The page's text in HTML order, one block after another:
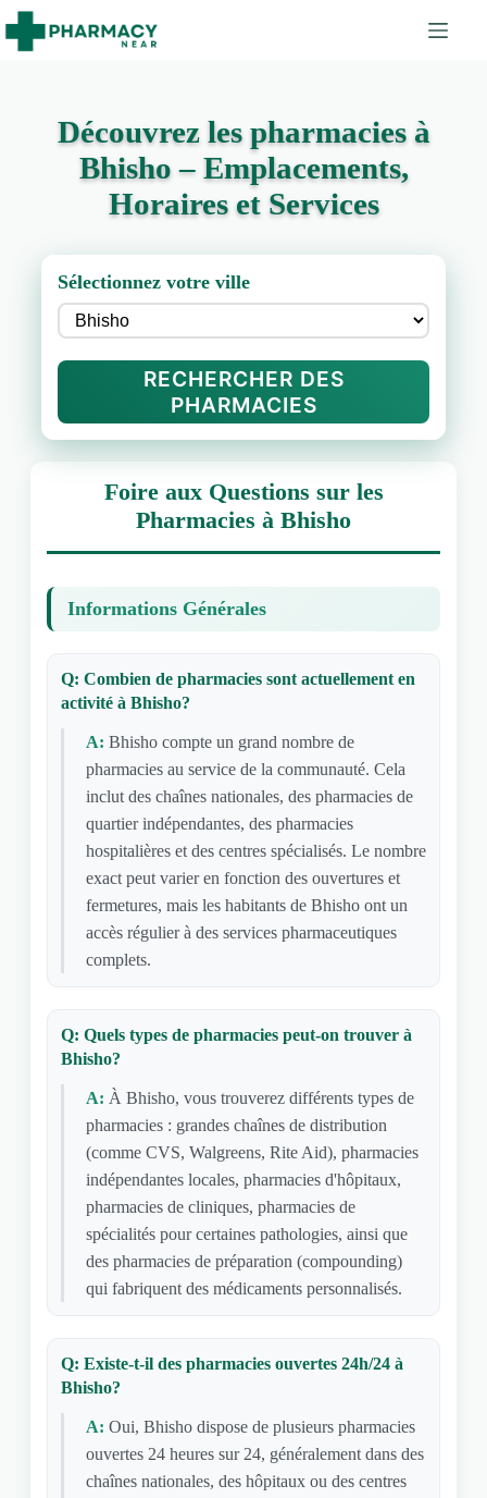
Découvrez les pharmacies à
Bhisho – Emplacements,
Horaires et Services
Sélectionnez votre ville
RECHERCHER DES
PHARMACIES
Foire aux Questions sur les
Pharmacies à Bhisho
Informations Générales
Q: Combien de pharmacies sont actuellement en
activité à Bhisho?
A: Bhisho compte un grand nombre de
pharmacies au service de la communauté. Cela
inclut des chaînes nationales, des pharmacies de
quartier indépendantes, des pharmacies
hospitalières et des centres spécialisés. Le nombre
exact peut varier en fonction des ouvertures et
fermetures, mais les habitants de Bhisho ont un
accès régulier à des services pharmaceutiques
complets.
Q: Quels types de pharmacies peut-on trouver à
Bhisho?
A: À Bhisho, vous trouverez différents types de
pharmacies : grandes chaînes de distribution
(comme CVS, Walgreens, Rite Aid), pharmacies
indépendantes locales, pharmacies d'hôpitaux,
pharmacies de cliniques, pharmacies de
spécialités pour certaines pathologies, ainsi que
des pharmacies de préparation (compounding)
qui fabriquent des médicaments personnalisés.
Q: Existe-t-il des pharmacies ouvertes 24h/24 à
Bhisho?
A: Oui, Bhisho dispose de plusieurs pharmacies
ouvertes 24 heures sur 24, généralement dans des
chaînes nationales, des hôpitaux ou des centres